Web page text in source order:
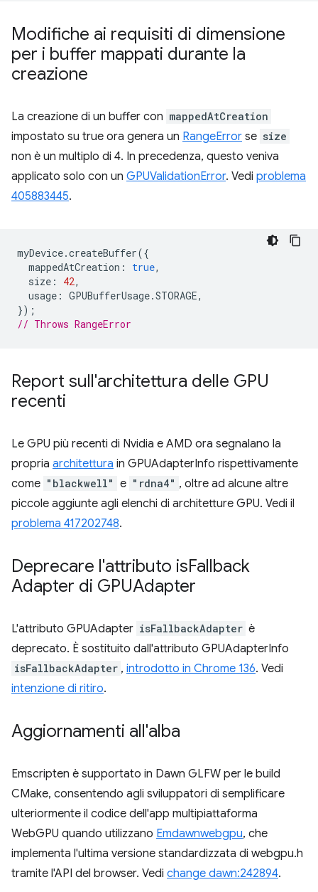
Modifiche ai requisiti di dimensione
per i buffer mappati durante la
creazione
La creazione di un buffer con mappedAtCreation
impostato su true ora genera un RangeError se size
non è un multiplo di 4. In precedenza, questo veniva
applicato solo con un GPUValidationError. Vedi problema
405883445.
myDevice.createBuffer({
mappedAtCreation : true,
size : 42,
usage : GPUBufferUsage.STORAGE,
});
// Throws RangeError
Report sull'architettura delle GPU
recenti
Le GPU più recenti di Nvidia e AMD ora segnalano la
propria architettura in GPUAdapterInfo rispettivamente
come "blackwell" e "rdna4" , oltre ad alcune altre
piccole aggiunte agli elenchi di architetture GPU. Vedi il
problema 417202748.
Deprecare l'attributo isFallback
Adapter di GPUAdapter
L'attributo GPUAdapter isFallbackAdapter è
deprecato. È sostituito dall'attributo GPUAdapterInfo
isFallbackAdapter , introdotto in Chrome 136. Vedi
intenzione di ritiro.
Aggiornamenti all'alba
Emscripten è supportato in Dawn GLFW per le build
CMake, consentendo agli sviluppatori di semplificare
ulteriormente il codice dell'app multipiattaforma
WebGPU quando utilizzano Emdawnwebgpu, che
implementa l'ultima versione standardizzata di webgpu.h
tramite l'API del browser. Vedi change dawn:242894.